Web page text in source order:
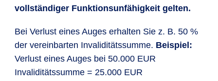
vollständiger Funktionsunfähigkeit gelten.
Bei Verlust eines Auges erhalten Sie z. B. 50 %
der vereinbarten Invaliditätssumme. Beispiel:
Verlust eines Auges bei 50.000 EUR
Invaliditätssumme = 25.000 EUR